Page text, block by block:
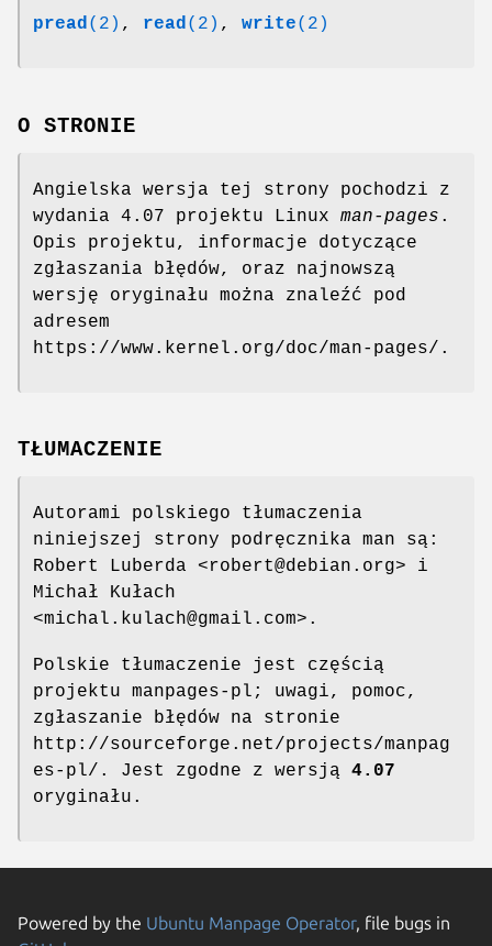
pread(2) , read(2) , write(2)
O STRONIE
Angielska wersja tej strony pochodzi z
wydania 4.07 projektu Linux man-pages .
Opis projektu, informacje dotyczące
zgłaszania błędów, oraz najnowszą
wersję oryginału można znaleźć pod
adresem
https://www.kernel.org/doc/man-pages/.
TŁUMACZENIE
Autorami polskiego tłumaczenia
niniejszej strony podręcznika man są:
Robert Luberda <robert@debian.org> i
Michał Kułach
<michal.kulach@gmail.com>.
Polskie tłumaczenie jest częścią
projektu manpages-pl; uwagi, pomoc,
zgłaszanie błędów na stronie
http://sourceforge.net/projects/manpag
es-pl/. Jest zgodne z wersją 4.07
oryginału.
Powered by the Ubuntu Manpage Operator, file bugs in